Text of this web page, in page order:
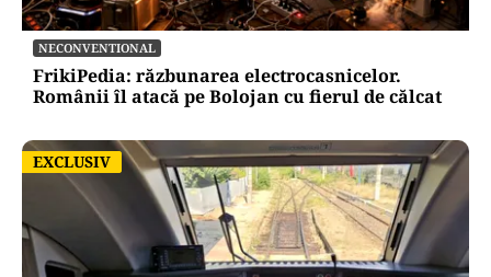
NECONVENTIONAL
FrikiPedia: răzbunarea electrocasnicelor.
Românii îl atacă pe Bolojan cu fierul de călcat
EXCLUSIV
EXCLUSIV